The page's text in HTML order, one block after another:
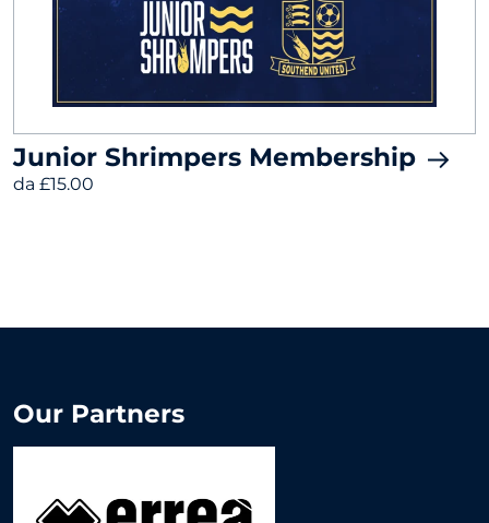
Junior Shrimpers Membership
da £15.00
Our Partners